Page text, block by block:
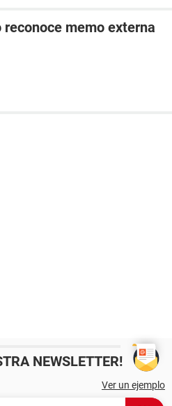
memo externa
NEWSLETTER!
Ver un ejemplo